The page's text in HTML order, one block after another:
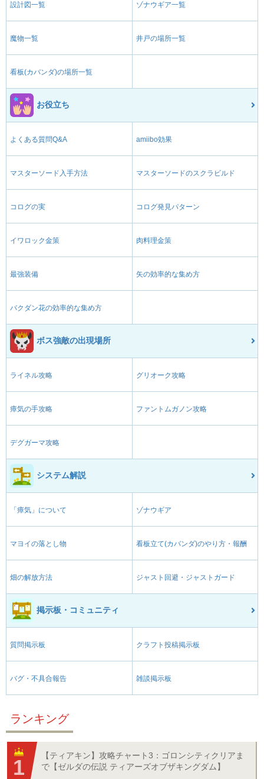
設計図一覧 ゾナウギア一覧
魔物一覧 井戸の場所一覧
看板(カバンダ)の場所一覧
お役立ち
よくある質問Q&A amiibo効果
マスターソード入手方法 マスターソードのスクラビルド
コログの実 コログ発見パターン
イワロック金策 肉料理金策
最強装備 矢の効率的な集め方
バクダン花の効率的な集め方
ボス強敵の出現場所
ライネル攻略 グリオーク攻略
瘴気の手攻略 ファントムガノン攻略
デグガーマ攻略
システム解説
「瘴気」について ゾナウギア
マヨイの落とし物 看板立て(カバンダ)のやり方・報酬
畑の解放方法 ジャスト回避・ジャストガード
掲示板・コミュニティ
質問掲示板 クラフト投稿掲示板
バグ・不具合報告 雑談掲示板
ランキング
【ティアキン】攻略チャート3：ゴロンシティクリアま
で【ゼルダの伝説 ティアーズオブザキングダム】